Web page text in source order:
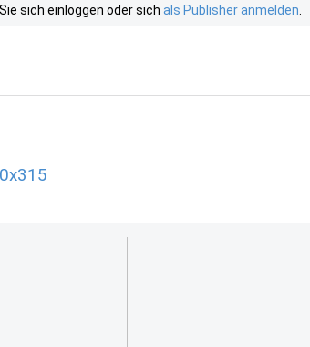
sich einloggen oder sich als Publisher anmelden